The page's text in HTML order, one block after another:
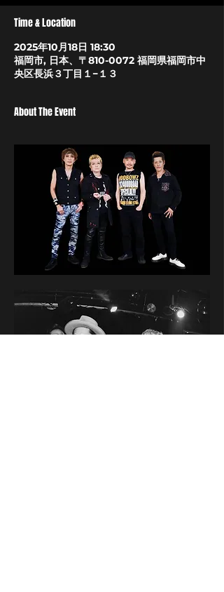
Time & Location
2025年10月18日 18:30
福岡市, 日本、〒810-0072 福岡県福岡市中
央区長浜３丁目１−１３
About The Event